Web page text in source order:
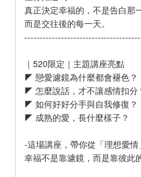
真正決定幸福的，不是告白那
而是交往後的每一天。
｜520限定｜主題講座亮點
◤ 戀愛濾鏡為什麼都會褪色？
◤ 怎麼說話，才不讓感情扣分
◤ 如何好好分手與自我修復？
◤ 成熟的愛，長什麼樣子？
-這場講座，帶你從「理想愛情
幸福不是靠濾鏡，而是靠彼此